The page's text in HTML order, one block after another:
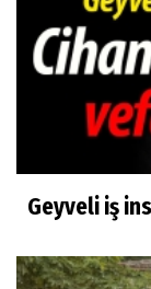
Geyveli iş